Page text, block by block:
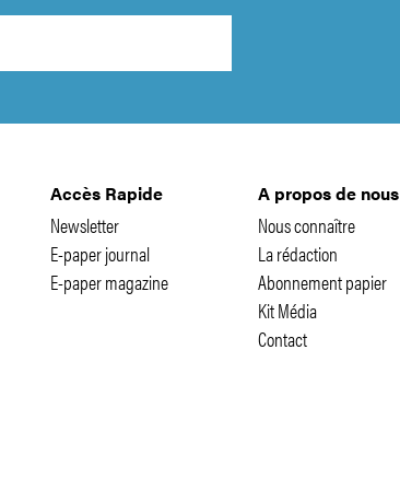
Accès Rapide
Newsletter
E-paper journal
E-paper magazine
A propos de nous
Nous connaître
La rédaction
Abonnement papier
Kit Média
Contact